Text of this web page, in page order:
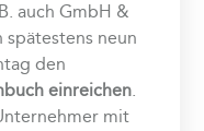
auch GmbH &
spätestens neun
den
einreichen.
mit